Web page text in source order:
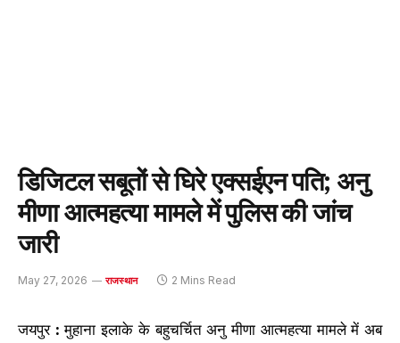
डिजिटल सबूतों से घिरे एक्सईएन पति; अनु
मीणा आत्महत्या मामले में पुलिस की जांच
जारी
May 27, 2026 राजस्थान 2 Mins Read
जयपुर : मुहाना इलाके के बहुचर्चित अनु मीणा आत्महत्या मामले में अब